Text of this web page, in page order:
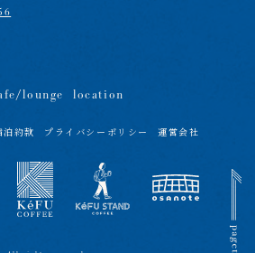
lounge location
泊約款 プライバシーポリシー 運営会社